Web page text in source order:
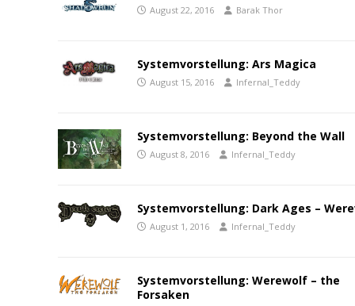
August 22, 2016 Barak Thor
Systemvorstellung: Ars Magica
August 15, 2016 Infernal_Teddy
Systemvorstellung: Beyond the Wall
August 8, 2016 Infernal_Teddy
Systemvorstellung: Dark Ages –
August 1, 2016 Infernal_Teddy
Systemvorstellung: Werewolf – the
Forsaken